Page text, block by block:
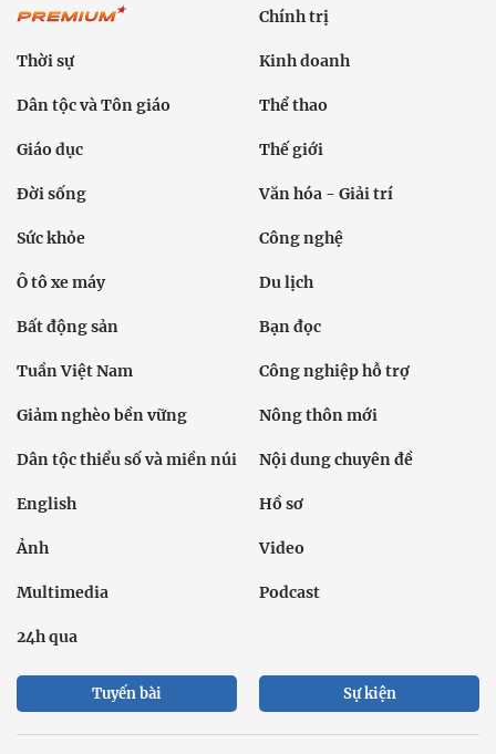
Chính trị
Thời sự Kinh doanh
Dân tộc và Tôn giáo Thể thao
Giáo dục Thế giới
Đời sống Văn hóa - Giải trí
Sức khỏe Công nghệ
Ô tô xe máy Du lịch
Bất động sản Bạn đọc
Tuần Việt Nam Công nghiệp hỗ trợ
Giảm nghèo bền vững Nông thôn mới
Dân tộc thiểu số và miền núi Nội dung chuyên đề
English Hồ sơ
Ảnh Video
Multimedia Podcast
24h qua
Tuyến bài Sự kiện